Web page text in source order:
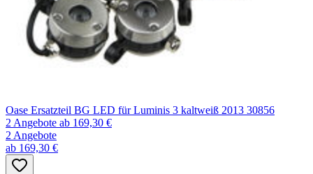
Oase Ersatzteil BG LED für Luminis 3 kaltweiß 2013 30856
2 Angebote ab 169,30 €
2 Angebote
ab 169,30 €